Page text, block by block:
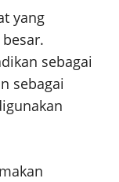
yang
sebagai
sebagai